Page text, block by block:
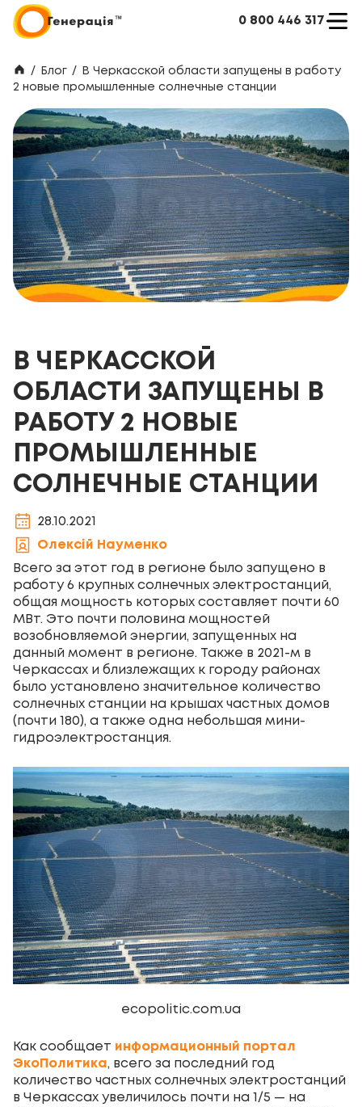
0 800 446 317
/ Блог /
В Черкасской области запущены в работу
2 новые промышленные солнечные станции
В ЧЕРКАССКОЙ
ОБЛАСТИ ЗАПУЩЕНЫ В
РАБОТУ 2 НОВЫЕ
ПРОМЫШЛЕННЫЕ
СОЛНЕЧНЫЕ СТАНЦИИ
28.10.2021
Олексій Науменко
Всего за этот год в регионе было запущено в
работу 6 крупных солнечных электростанций,
общая мощность которых составляет почти 60
МВт. Это почти половина мощностей
возобновляемой энергии, запущенных на
данный момент в регионе. Также в 2021-м в
Черкассах и близлежащих к городу районах
было установлено значительное количество
солнечных станции на крышах частных домов
(почти 180), а также одна небольшая мини-
гидроэлектростанция.
ecopolitic.com.ua
Как сообщает информационный портал
ЭкоПолитика, всего за последний год
количество частных солнечных электростанций
в Черкассах увеличилось почти на 1/5 — на